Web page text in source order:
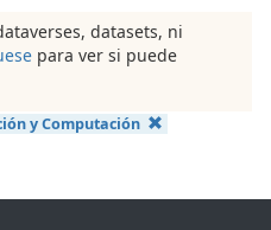
datasets, ni
para ver si puede
y Computación